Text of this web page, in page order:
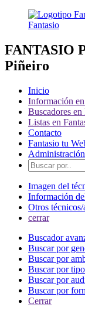
Fantasio
FANTASIO
Piñeiro
Inicio
Información
Buscadores en
Listas en
Contacto
Fantasio tu
Administración
Imagen del
Información
Otros técnicos/
cerrar
Buscador
Buscar por
Buscar por
Buscar por tipo
Buscar por
Buscar por
Cerrar